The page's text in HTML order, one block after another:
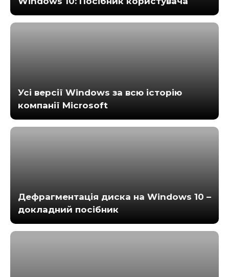
Усі версії Windows за всю історію
компанії Microsoft
Дефрагментація диска на Windows 10 –
докладний посібник